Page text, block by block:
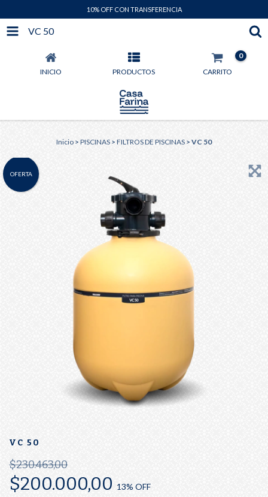
10% OFF CON TRANSFERENCIA
VC 50
INICIO PRODUCTOS CARRITO
0
Inicio > PISCINAS > FILTROS DE PISCINAS > VC 50
OFERTA
VC 50
$230.463,00
$200.000,00 13% OFF